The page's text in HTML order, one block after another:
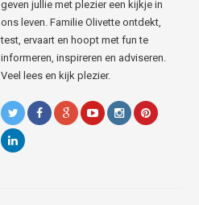
geven jullie met plezier een kijkje in
ons leven. Familie Olivette ontdekt,
test, ervaart en hoopt met fun te
informeren, inspireren en adviseren.
Veel lees en kijk plezier.